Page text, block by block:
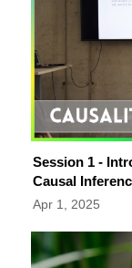
Session 1 -
Causal
Apr 1, 2025